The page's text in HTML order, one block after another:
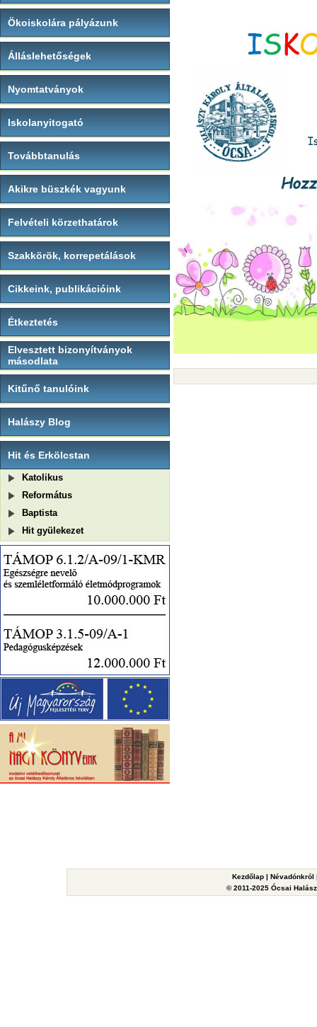
Ökoiskolára pályázunk
Álláslehetőségek
Nyomtatványok
Iskolanyitogató
Továbbtanulás
Akikre büszkék vagyunk
Felvételi körzethatárok
Szakkörök, korrepetálások
Cikkeink, publikációink
Étkeztetés
Elvesztett bizonyítványok
másodlata
Kitűnő tanulóink
Halászy Blog
Hit és Erkölcstan
Katolikus
Református
Baptista
Hit gyülekezet
Kezdőlap | Névadónkról
© 2011-2025 Ócsai